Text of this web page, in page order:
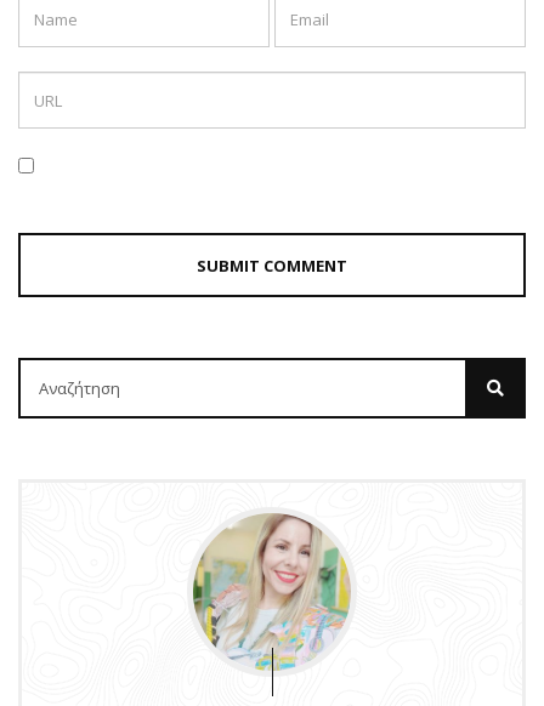
ΒΙΒΛΊΟ
εγκλήματα για έξυπνα
παιδιά, εκδόσεις
Ψυχογιός
1 έτος ago 0
Πόσες φορές έχετε ακούσει το “Βαριέμαι” αυτό το καλοκαίρι;